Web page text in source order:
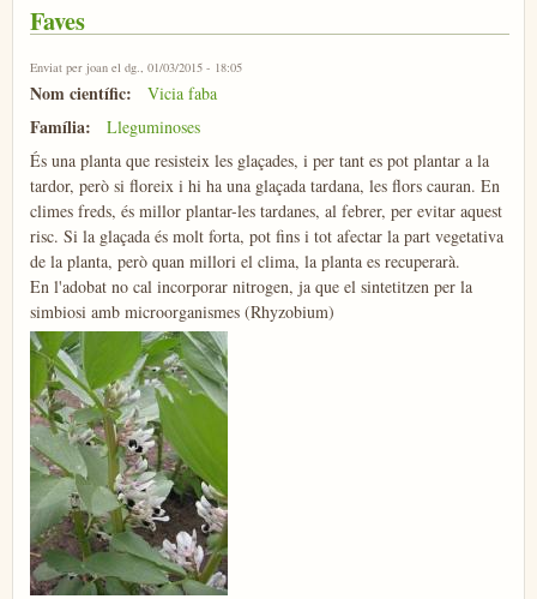
Faves
Enviat per joan el dg., 01/03/2015 - 18:05
Nom científic: Vicia faba
Família:
Lleguminoses
És una planta que resisteix les glaçades, i per tant es pot plantar a la
tardor, però si floreix i hi ha una glaçada tardana, les flors cauran. En
climes freds, és millor plantar-les tardanes, al febrer, per evitar aquest
risc. Si la glaçada és molt forta, pot fins i tot afectar la part vegetativa
de la planta, però quan millori el clima, la planta es recuperarà.
En l'adobat no cal incorporar nitrogen, ja que el sintetitzen per la
simbiosi amb microorganismes (Rhyzobium)